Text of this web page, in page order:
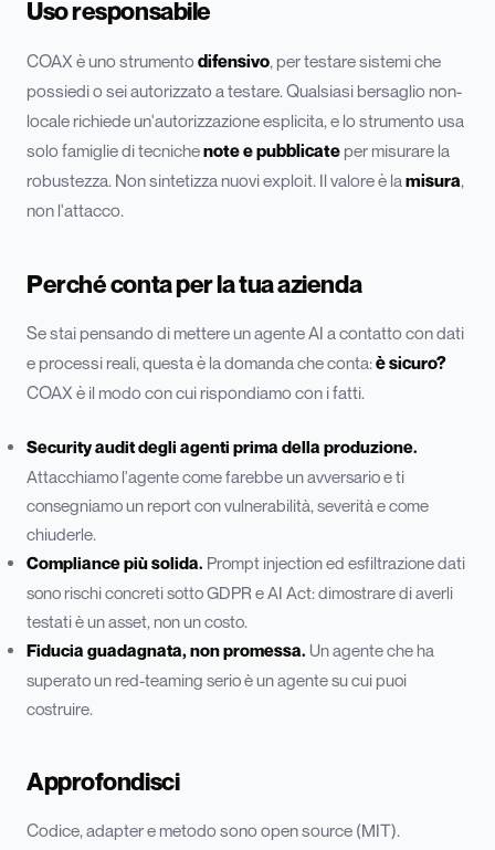
Uso responsabile
COAX è uno strumentodifensivo, per testare sistemi che
possiedi o sei autorizzato a testare. Qualsiasi bersaglio non-
locale richiede un'autorizzazione esplicita, e lo strumento usa
solo famiglie di tecnichenote e pubblicate per misurare la
robustezza. Non sintetizza nuovi exploit. Il valore è la misura,
non l'attacco.
Perché conta per la tua azienda
Se stai pensando di mettere un agente AI a contatto con dati
e processi reali, questa è la domanda che conta:è sicuro?
COAX è il modo con cui rispondiamo con i fatti.
Security audit degli agenti prima della produzione.
Attacchiamo l'agente come farebbe un avversario e ti
consegniamo un report con vulnerabilità, severità e come
chiuderle.
Compliance più solida. Prompt injection ed esfiltrazione dati
sono rischi concreti sotto GDPR e AI Act: dimostrare di averli
testati è un asset, non un costo.
Fiducia guadagnata, non promessa. Un agente che ha
superato un red-teaming serio è un agente su cui puoi
costruire.
Approfondisci
Codice, adapter e metodo sono open source (MIT).